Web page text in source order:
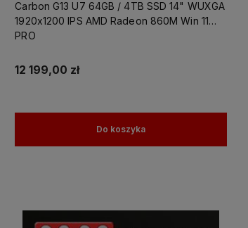
Carbon G13 U7 64GB / 4TB SSD 14" WUXGA
1920x1200 IPS AMD Radeon 860M Win 11
PRO
12 199,00 zł
Do koszyka